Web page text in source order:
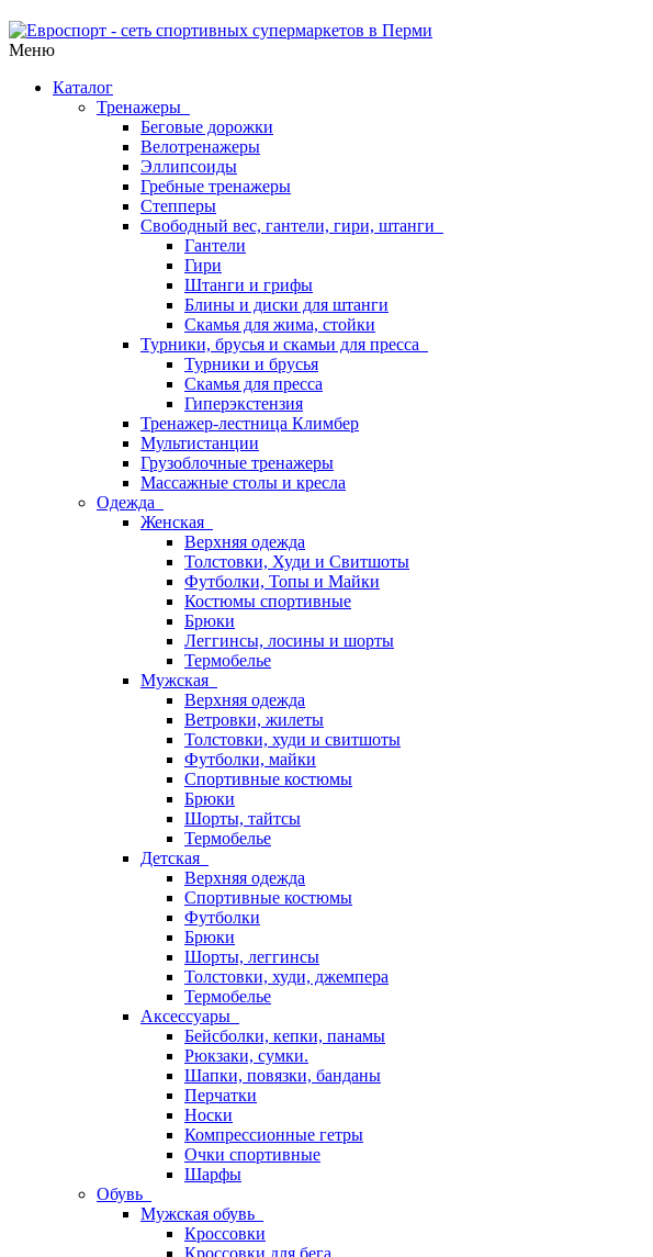
Меню
Каталог
Тренажеры
Беговые дорожки
Велотренажеры
Эллипсоиды
Гребные тренажеры
Степперы
Свободный вес, гантели, гири, штанги
Гантели
Гири
Штанги и грифы
Блины и диски для штанги
Скамья для жима, стойки
Турники, брусья и скамьи для пресса
Турники и брусья
Скамья для пресса
Гиперэкстензия
Тренажер-лестница Климбер
Мультистанции
Грузоблочные тренажеры
Массажные столы и кресла
Одежда
Женская
Верхняя одежда
Толстовки, Худи и Свитшоты
Футболки, Топы и Майки
Костюмы спортивные
Брюки
Леггинсы, лосины и шорты
Термобелье
Мужская
Верхняя одежда
Ветровки, жилеты
Толстовки, худи и свитшоты
Футболки, майки
Спортивные костюмы
Брюки
Шорты, тайтсы
Термобелье
Детская
Верхняя одежда
Спортивные костюмы
Футболки
Брюки
Шорты, леггинсы
Толстовки, худи, джемпера
Термобелье
Аксессуары
Бейсболки, кепки, панамы
Рюкзаки, сумки.
Шапки, повязки, банданы
Перчатки
Носки
Компрессионные гетры
Очки спортивные
Шарфы
Обувь
Мужская обувь
Кроссовки
Кроссовки для бега